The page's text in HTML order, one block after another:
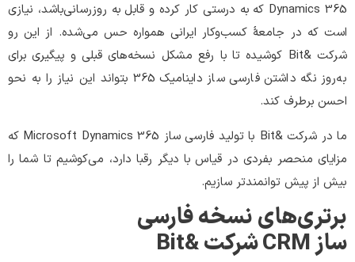
Dynamics 365 که به درستی کار کرده و قابل به روزرسانی‌باشد، نیازی
است که در جامعۀ کسب‌و‌کار ایرانی همواره حس می‌شده. از این رو
شرکت &Bit کوشیده تا با رفع مشکل نسخه‌های قبلی و پیگیری برای
به‌روز نگه داشتن فارسی ساز داینامیک 365 بتواند این نیاز را به نحو
احسن برطرف کند.
ما در شرکت &Bit با تولید فارسی ساز Microsoft Dynamics 365 که
مزایای منحصر بفردی در قیاس با دیگر رقبا دارد، می‌‌کوشیم تا شما را
بیش از پیش توانمندتر سازیم.
برتری‌های نسخه‌ فارسی
ساز CRM شرکت &Bit